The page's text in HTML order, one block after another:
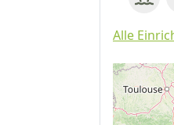
Alle